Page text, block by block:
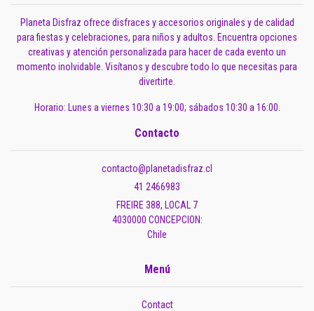
Planeta Disfraz ofrece disfraces y accesorios originales y de calidad
para fiestas y celebraciones, para niños y adultos. Encuentra opciones
creativas y atención personalizada para hacer de cada evento un
momento inolvidable. Visítanos y descubre todo lo que necesitas para
divertirte.
Horario: Lunes a viernes 10:30 a 19:00; sábados 10:30 a 16:00.
Contacto
contacto@planetadisfraz.cl
41 2466983
FREIRE 388, LOCAL 7
4030000 CONCEPCION:
Chile
Menú
Contact